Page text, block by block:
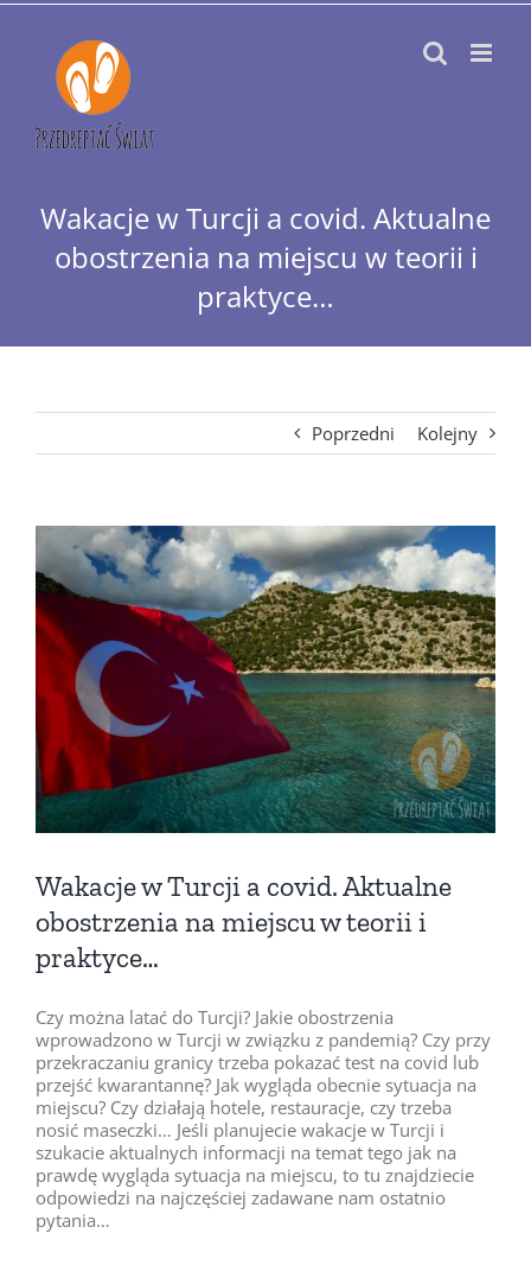
Przejdź
zawartości
Wakacje w Turcji a covid. Aktualne
obostrzenia na miejscu w teorii i
praktyce…
Poprzedni Kolejny
większy
obrazek
Wakacje w Turcji a covid. Aktualne
obostrzenia na miejscu w teorii i
praktyce…
Czy można latać do Turcji? Jakie obostrzenia
wprowadzono w Turcji w związku z pandemią? Czy przy
przekraczaniu granicy trzeba pokazać test na covid lub
przejść kwarantannę? Jak wygląda obecnie sytuacja na
miejscu? Czy działają hotele, restauracje, czy trzeba
nosić maseczki… Jeśli planujecie wakacje w Turcji i
szukacie aktualnych informacji na temat tego jak na
prawdę wygląda sytuacja na miejscu, to tu znajdziecie
odpowiedzi na najczęściej zadawane nam ostatnio
pytania…